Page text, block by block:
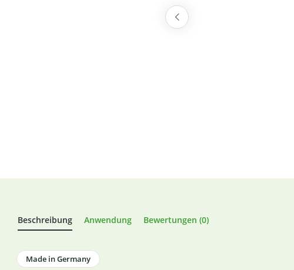
Beschreibung Anwendung Bewertungen (0)
Made in Germany